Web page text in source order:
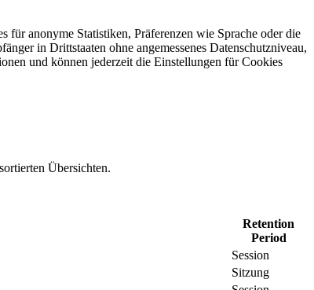
anonyme Statistiken, Präferenzen wie Sprache oder die
in Drittstaaten ohne angemessenes Daten­schutz­niveau,
und können jederzeit die Einstellungen für Cookies
Übersichten.
Retention
Period
Session
Sitzung